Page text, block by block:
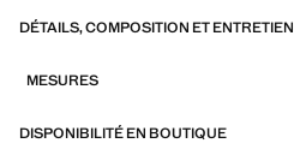
DÉTAILS, COMPOSITION ET ENTRETIEN
MESURES
DISPONIBILITÉ EN BOUTIQUE